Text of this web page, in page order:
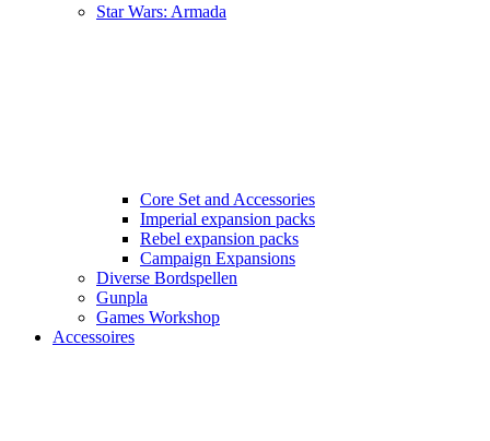
Star Wars: Armada
Core Set and Accessories
Imperial expansion packs
Rebel expansion packs
Campaign Expansions
Diverse Bordspellen
Gunpla
Games Workshop
Accessoires